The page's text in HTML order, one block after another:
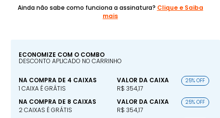
Ainda não sabe como funciona a assinatura? Clique e Saiba
mais
ECONOMIZE COM O COMBO
DESCONTO APLICADO NO CARRINHO
NA COMPRA DE 4 CAIXAS
1 CAIXA É GRÁTIS
VALOR DA CAIXA
R$ 354,17
25% OFF
NA COMPRA DE 8 CAIXAS
2 CAIXAS É GRÁTIS
VALOR DA CAIXA
R$ 354,17
25% OFF